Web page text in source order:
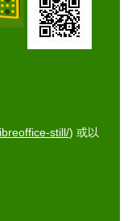
still/) 或以